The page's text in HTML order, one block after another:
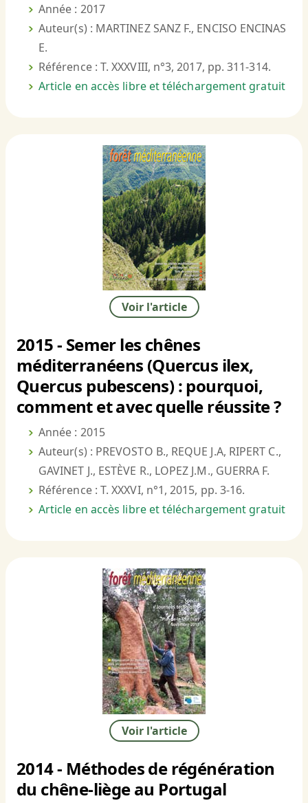
Année : 2017
Auteur(s) : MARTINEZ SANZ F., ENCISO ENCINAS
E.
Référence : T. XXXVIII, n°3, 2017, pp. 311-314.
Article en accès libre et téléchargement gratuit
Voir l'article
2015 - Semer les chênes
méditerranéens (Quercus ilex,
Quercus pubescens) : pourquoi,
comment et avec quelle réussite ?
Année : 2015
Auteur(s) : PREVOSTO B., REQUE J.A, RIPERT C.,
GAVINET J., ESTÈVE R., LOPEZ J.M., GUERRA F.
Référence : T. XXXVI, n°1, 2015, pp. 3-16.
Article en accès libre et téléchargement gratuit
Voir l'article
2014 - Méthodes de régénération
du chêne-liège au Portugal